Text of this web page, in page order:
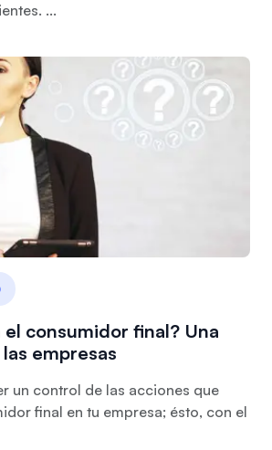
...
consumidor final? Una
empresas
un control de las acciones que
final en tu empresa; ésto, con el